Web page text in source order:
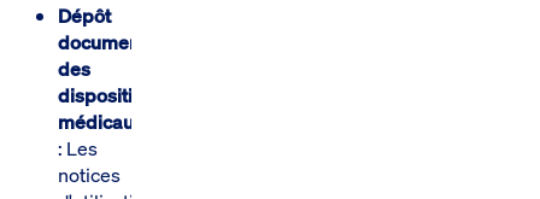
Dépôt
documentaire
des
dispositifs
médicaux
: Les
notices